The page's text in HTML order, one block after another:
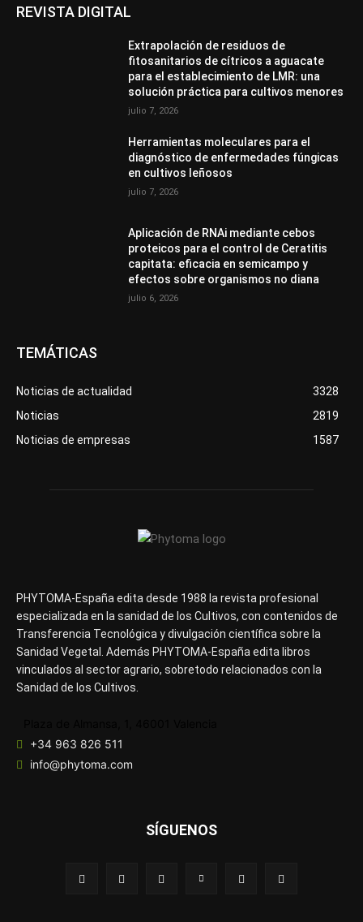
REVISTA DIGITAL
Extrapolación de residuos de
fitosanitarios de cítricos a aguacate
para el establecimiento de LMR: una
solución práctica para cultivos menores
julio 7, 2026
Herramientas moleculares para el
diagnóstico de enfermedades fúngicas
en cultivos leñosos
julio 7, 2026
Aplicación de RNAi mediante cebos
proteicos para el control de Ceratitis
capitata: eficacia en semicampo y
efectos sobre organismos no diana
julio 6, 2026
TEMÁTICAS
Noticias de actualidad
3328
Noticias
2819
Noticias de empresas
1587
PHYTOMA-España edita desde 1988 la revista profesional
especializada en la sanidad de los Cultivos, con contenidos de
Transferencia Tecnológica y divulgación científica sobre la
Sanidad Vegetal. Además PHYTOMA-España edita libros
vinculados al sector agrario, sobretodo relacionados con la
Sanidad de los Cultivos.
+34 963 826 511
info@phytoma.com
SÍGUENOS